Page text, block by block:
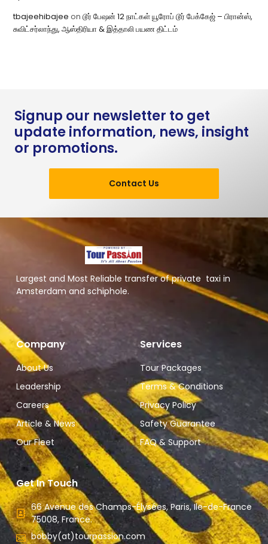
tbajeehibajee onடூர் பேஷன் 12 நாட்கள் யூரோப் டூர் பேக்கேஜ் – பிரான்ஸ்,
சுவிட்சர்லாந்து, ஆஸ்திரியா & இத்தாலி பயண திட்டம்
Signup our newsletter to get
update information, news, insight
or promotions.
Contact Us
Largest and Most Reliable transfer of private taxi in
Amsterdam and schiphole.
Company
About Us
Leadership
Careers
Article & News
Our Fleet
Services
Tour Packages
Terms & Conditions
Privacy Policy
Safety Guarantee
FAQ & Support
Get In Touch
66 Avenue des Champs-Élysées, Paris, Ile-de-France
75008, France.
bobby(at)tourpassion.com